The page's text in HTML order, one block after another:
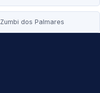
Zumbi dos Palmares